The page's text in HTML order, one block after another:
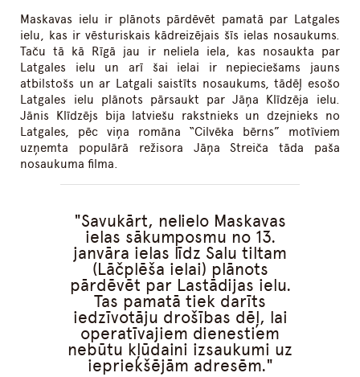
Maskavas ielu ir plānots pārdēvēt pamatā par Latgales
ielu, kas ir vēsturiskais kādreizējais šīs ielas nosaukums.
Taču tā kā Rīgā jau ir neliela iela, kas nosaukta par
Latgales ielu un arī šai ielai ir nepieciešams jauns
atbilstošs un ar Latgali saistīts nosaukums, tādēļ esošo
Latgales ielu plānots pārsaukt par Jāņa Klīdzēja ielu.
Jānis Klīdzējs bija latviešu rakstnieks un dzejnieks no
Latgales, pēc viņa romāna “Cilvēka bērns” motīviem
uzņemta populārā režisora Jāņa Streiča tāda paša
nosaukuma filma.
Savukārt, nelielo Maskavas
ielas sākumposmu no 13.
janvāra ielas līdz Salu tiltam
(Lāčplēša ielai) plānots
pārdēvēt par Lastādijas ielu.
Tas pamatā tiek darīts
iedzīvotāju drošības dēļ, lai
operatīvajiem dienestiem
nebūtu kļūdaini izsaukumi uz
iepriekšējām adresēm.